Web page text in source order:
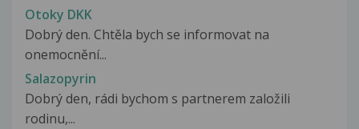
Otoky DKK
Dobrý den. Chtěla bych se informovat na
onemocnění...
Salazopyrin
Dobrý den, rádi bychom s partnerem založili
rodinu,...